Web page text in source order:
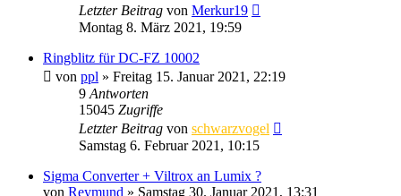
Letzter Beitrag von Merkur19
Montag 8. März 2021, 19:59
Ringblitz für DC-FZ 10002
von ppl » Freitag 15. Januar 2021, 22:19
9 Antworten
15045 Zugriffe
Letzter Beitrag von schwarzvogel
Samstag 6. Februar 2021, 10:15
Sigma Converter + Viltrox an Lumix ?
von Reymund » Samstag 30. Januar 2021, 13:31